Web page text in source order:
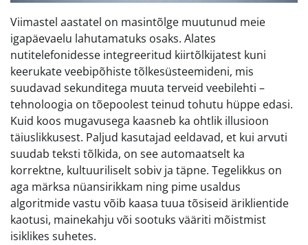
Viimastel aastatel on masintõlge muutunud meie
igapäevaelu lahutamatuks osaks. Alates
nutitelefonidesse integreeritud kiirtõlkijatest kuni
keerukate veebipõhiste tõlkesüsteemideni, mis
suudavad sekunditega muuta terveid veebilehti –
tehnoloogia on tõepoolest teinud tohutu hüppe edasi.
Kuid koos mugavusega kaasneb ka ohtlik illusioon
täiuslikkusest. Paljud kasutajad eeldavad, et kui arvuti
suudab teksti tõlkida, on see automaatselt ka
korrektne, kultuuriliselt sobiv ja täpne. Tegelikkus on
aga märksa nüansirikkam ning pime usaldus
algoritmide vastu võib kaasa tuua tõsiseid äriklientide
kaotusi, mainekahju või sootuks vääriti mõistmist
isiklikes suhetes.